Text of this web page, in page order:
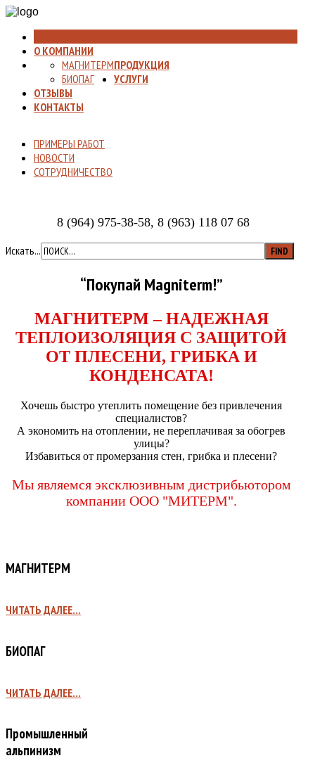
О КОМПАНИИ
ПРОДУКЦИЯ
МАГНИТЕРМ
БИОПАГ
УСЛУГИ
ОТЗЫВЫ
КОНТАКТЫ
ПРИМЕРЫ РАБОТ
НОВОСТИ
СОТРУДНИЧЕСТВО
8 (964) 975-38-58, 8 (963) 118 07 68
Искать...
“Покупай Magniterm!”
МАГНИТЕРМ – НАДЕЖНАЯ
ТЕПЛОИЗОЛЯЦИЯ С ЗАЩИТОЙ
ОТ ПЛЕСЕНИ, ГРИБКА И
КОНДЕНСАТА!
Хочешь быстро утеплить помещение без привлечения
специалистов?
А экономить на отоплении, не переплачивая за обогрев
улицы?
Избавиться от промерзания стен, грибка и плесени?
Мы являемся эксклюзивным дистрибьютором
компании ООО "МИТЕРМ".
МАГНИТЕРМ
ЧИТАТЬ ДАЛЕЕ...
БИОПАГ
ЧИТАТЬ ДАЛЕЕ...
Промышленный
альпинизм